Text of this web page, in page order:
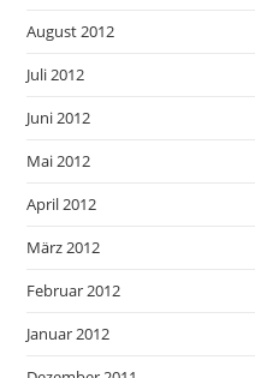
August 2012
Juli 2012
Juni 2012
Mai 2012
April 2012
März 2012
Februar 2012
Januar 2012